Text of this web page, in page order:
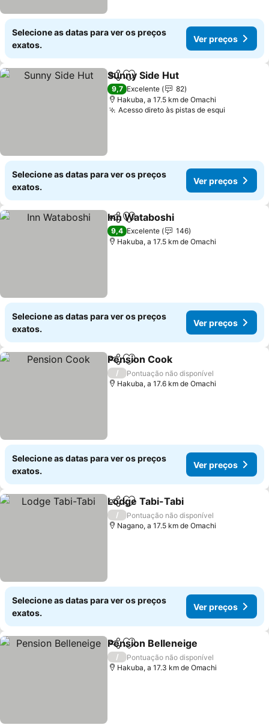
Selecione as datas para ver os preços
exatos.
Ver preços
PartilharAdicionar aos favoritos
Sunny Side Hut
9,7 Excelente
82
Hakuba, a 17.5 km de Omachi
Acesso direto às pistas de esqui
Selecione as datas para ver os preços
exatos.
Ver preços
PartilharAdicionar aos favoritos
Inn Wataboshi
9,4 Excelente
146
Hakuba, a 17.5 km de Omachi
Selecione as datas para ver os preços
exatos.
Ver preços
PartilharAdicionar aos favoritos
Pension Cook
/
Pontuação não disponível
Hakuba, a 17.6 km de Omachi
Selecione as datas para ver os preços
exatos.
Ver preços
PartilharAdicionar aos favoritos
Lodge Tabi-Tabi
/
Pontuação não disponível
Nagano, a 17.5 km de Omachi
Selecione as datas para ver os preços
exatos.
Ver preços
PartilharAdicionar aos favoritos
Pension Belleneige
/
Pontuação não disponível
Hakuba, a 17.3 km de Omachi